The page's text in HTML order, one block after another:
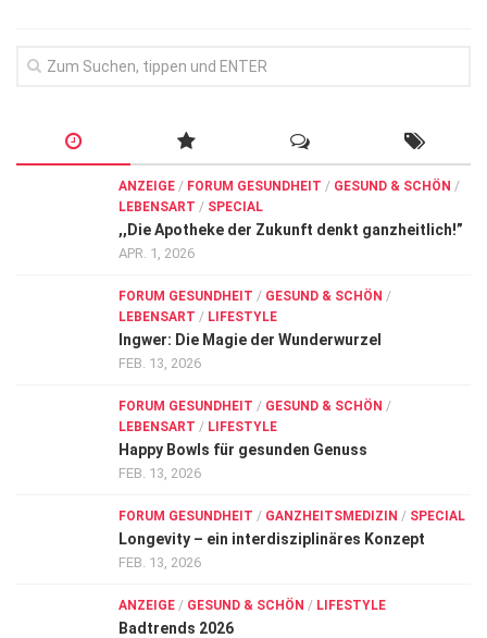
ANZEIGE / FORUM GESUNDHEIT / GESUND & SCHÖN /
LEBENSART / SPECIAL
,,Die Apotheke der Zukunft denkt ganzheitlich!”
APR. 1, 2026
FORUM GESUNDHEIT / GESUND & SCHÖN /
LEBENSART / LIFESTYLE
Ingwer: Die Magie der Wunderwurzel
FEB. 13, 2026
FORUM GESUNDHEIT / GESUND & SCHÖN /
LEBENSART / LIFESTYLE
Happy Bowls für gesunden Genuss
FEB. 13, 2026
FORUM GESUNDHEIT / GANZHEITSMEDIZIN / SPECIAL
Longevity – ein interdisziplinäres Konzept
FEB. 13, 2026
ANZEIGE / GESUND & SCHÖN / LIFESTYLE
Badtrends 2026